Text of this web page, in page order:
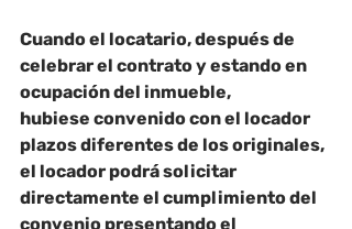
Cuando el locatario, después de
celebrar el contrato y estando en
ocupación del inmueble,
hubiese convenido con el locador
plazos diferentes de los originales,
el locador podrá solicitar
directamente el cumplimiento del
convenio presentando el